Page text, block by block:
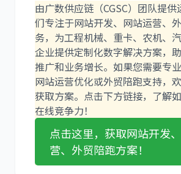
由广数供应链（CGSC）团队提
们专注于网站开发、网站运营、
务，为工程机械、重卡、农机、
企业提供定制化数字解决方案，
推广和业务增长。如果您需要专业
网站运营优化或外贸陪跑支持，
获取方案。点击下方链接，了解
在线竞争力！
点击这里，获取网站开发
营、外贸陪跑方案！